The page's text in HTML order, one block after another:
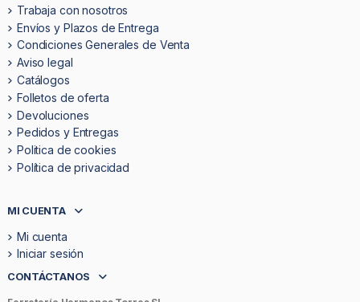
Trabaja con nosotros
Envíos y Plazos de Entrega
Condiciones Generales de Venta
Aviso legal
Catálogos
Folletos de oferta
Devoluciones
Pedidos y Entregas
Politica de cookies
Política de privacidad
MI CUENTA
Mi cuenta
Iniciar sesión
CONTÁCTANOS